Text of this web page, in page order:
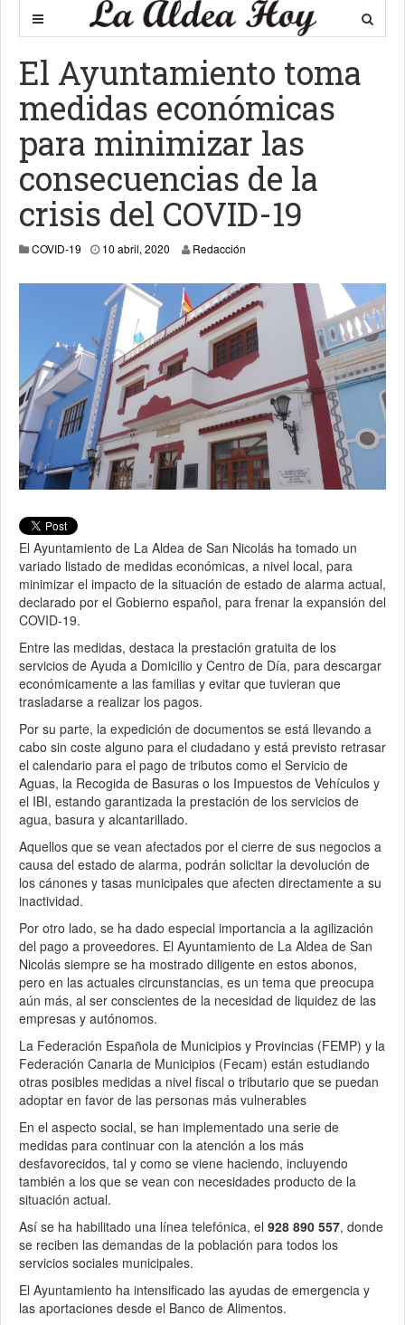
El Ayuntamiento toma
medidas económicas
para minimizar las
consecuencias de la
crisis del COVID-19
COVID-19 10 abril, 2020 10 abril, 2020
Redacción
El Ayuntamiento de La Aldea de San Nicolás ha tomado un
variado listado de medidas económicas, a nivel local, para
minimizar el impacto de la situación de estado de alarma actual,
declarado por el Gobierno español, para frenar la expansión del
COVID-19.
Entre las medidas, destaca la prestación gratuita de los
servicios de Ayuda a Domicilio y Centro de Día, para descargar
económicamente a las familias y evitar que tuvieran que
trasladarse a realizar los pagos.
Por su parte, la expedición de documentos se está llevando a
cabo sin coste alguno para el ciudadano y está previsto retrasar
el calendario para el pago de tributos como el Servicio de
Aguas, la Recogida de Basuras o los Impuestos de Vehículos y
el IBI, estando garantizada la prestación de los servicios de
agua, basura y alcantarillado.
Aquellos que se vean afectados por el cierre de sus negocios a
causa del estado de alarma, podrán solicitar la devolución de
los cánones y tasas municipales que afecten directamente a su
inactividad.
Por otro lado, se ha dado especial importancia a la agilización
del pago a proveedores. El Ayuntamiento de La Aldea de San
Nicolás siempre se ha mostrado diligente en estos abonos,
pero en las actuales circunstancias, es un tema que preocupa
aún más, al ser conscientes de la necesidad de liquidez de las
empresas y autónomos.
La Federación Española de Municipios y Provincias (FEMP) y la
Federación Canaria de Municipios (Fecam) están estudiando
otras posibles medidas a nivel fiscal o tributario que se puedan
adoptar en favor de las personas más vulnerables
En el aspecto social, se han implementado una serie de
medidas para continuar con la atención a los más
desfavorecidos, tal y como se viene haciendo, incluyendo
también a los que se vean con necesidades producto de la
situación actual.
Así se ha habilitado una línea telefónica, el 928 890 557, donde
se reciben las demandas de la población para todos los
servicios sociales municipales.
El Ayuntamiento ha intensificado las ayudas de emergencia y
las aportaciones desde el Banco de Alimentos.